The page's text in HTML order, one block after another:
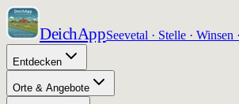
DeichAppSeevetal · Stelle · Winsen
Entdecken
Orte & Angebote